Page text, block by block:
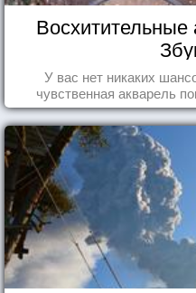
У вас нет никаких
чувственная акварель